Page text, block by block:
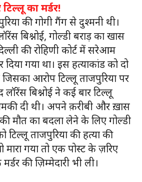
का मर्डर!
की गोगी गैंग से दुश्मनी थी।
बिश्नोई, गोल्डी बराड़ का खास
की रोहिणी कोर्ट में सरेआम
गया था। इस हत्याकांड को दो
आरोप टिल्लू ताजपुरिया पर
बिश्नोई ने कई बार टिल्लू
दी थी। अपने क़रीबी और ख़ास
की मौत का बदला लेने के लिए गोल्डी
टिल्लू ताजपुरिया की हत्या की
मारा गया तो एक पोस्ट के ज़रिए
की ज़िम्मेदारी भी ली।